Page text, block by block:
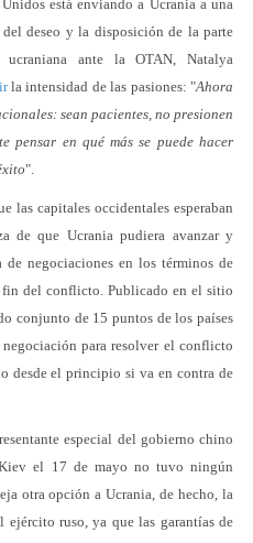
está enviando a Ucrania a una
deseo y la disposición de la parte
ante la OTAN, Natalya
la intensidad de las pasiones: "Ahora
sean pacientes, no presionen
pensar en qué más se puede hacer
".
las capitales occidentales esperaban
de que Ucrania pudiera avanzar y
de negociaciones en los términos de
del conflicto. Publicado en el sitio
conjunto de 15 puntos de los países
para resolver el conflicto
desde el principio si va en contra de
especial del gobierno chino
el 17 de mayo no tuvo ningún
otra opción a Ucrania, de hecho, la
ruso, ya que las garantías de